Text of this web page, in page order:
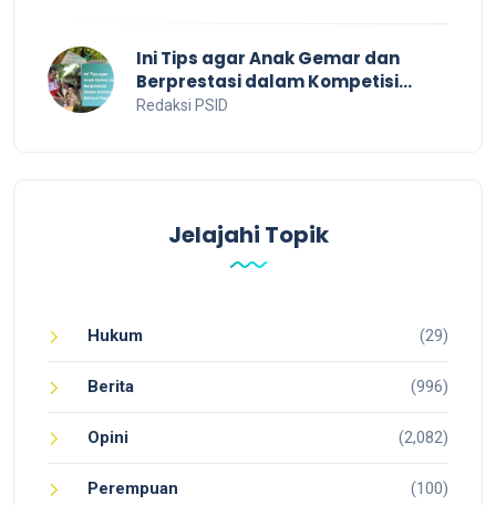
Ini Tips agar Anak Gemar dan
Berprestasi dalam Kompetisi
Bahasa Inggris
Redaksi PSID
Jelajahi Topik
Hukum (29)
Berita (996)
Opini (2,082)
Perempuan (100)